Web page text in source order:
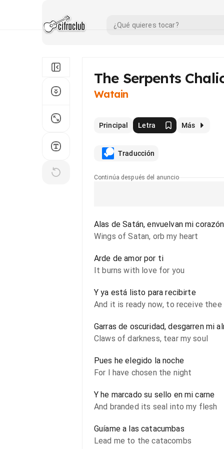
The Serpents
Watain
Principal Letra Más
Traducción
Continúa después del anuncio
Alas de Satán, envuelvan mi corazón
Wings of Satan, orb my heart
Arde de amor por ti
It burns with love for you
Y ya está listo para recibirte
And it is ready now, to receive thee
Garras de oscuridad, desgarren mi
Claws of darkness, tear my soul
Pues he elegido la noche
For I have chosen the night
Y he marcado su sello en mi carne
And branded its seal into my flesh
Guíame a las catacumbas
Lead me to the catacombs